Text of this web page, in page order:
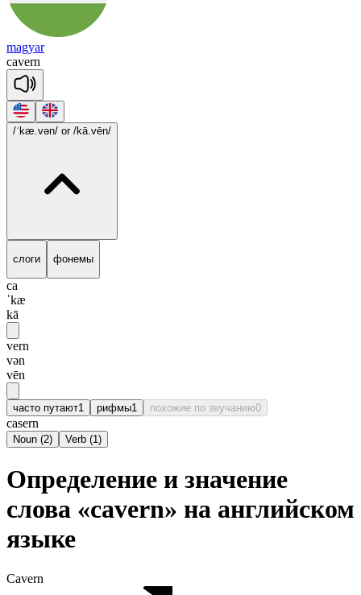
magyar
cavern
/ˈkæ.vən/ or /kā.vēn/
слоги фонемы
ca
ˈkæ
kā
vern
vən
vēn
часто путают1 рифмы1 похожие по звучанию0
casern
Noun (2) Verb (1)
Определение и значение
слова «cavern» на английском
языке
Cavern